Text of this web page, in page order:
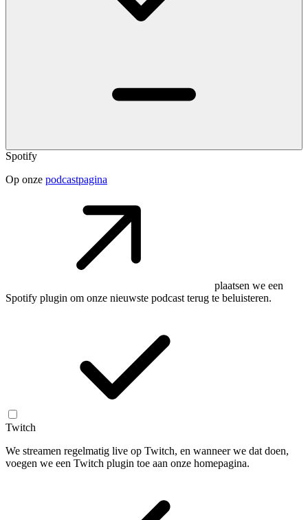
Spotify
Op onze podcastpagina
plaatsen we een
Spotify plugin om onze nieuwste podcast terug te beluisteren.
Twitch
We streamen regelmatig live op Twitch, en wanneer we dat doen,
voegen we een Twitch plugin toe aan onze homepagina.